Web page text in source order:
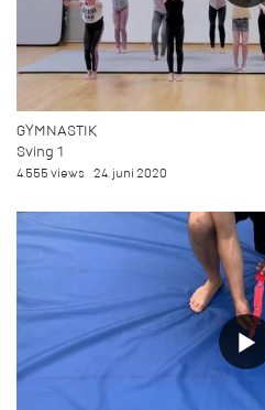
GYMNASTIK
Sving 1
4.555 views 24. juni 2020